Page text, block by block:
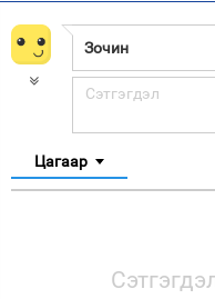
Цагаар